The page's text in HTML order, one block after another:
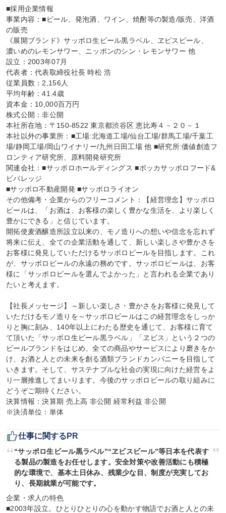
■採用企業情報
事業内容：■ビール、発泡酒、ワイン、焼酎等の製造/販売、洋酒
の販売
《展開ブランド》サッポロ生ビール黒ラベル、ヱビスビール、
濃いめのレモンサワー、ニッポンのシン・レモンサワー 他
設立：2003年07月
代表者：代表取締役社長 時松 浩
従業員数：2,156人
平均年齢：41.4歳
資本金：10,000百万円
株式公開：非公開
本社所在地：〒150-8522 東京都渋谷区 恵比寿４－２０－１
本社以外の事業所：■工場:北海道工場/仙台工場/群馬工場/千葉工
場/静岡工場/岡山ワイナリー/九州日田工場 他 ■研究所:価値創造フ
ロンティア研究所、原料開発研究所
関連会社：■サッポロホールディングス ■ポッカサッポロフード&
ビバレッジ
■サッポロ不動産開発 ■サッポロライオン
その他備考・企業からのフリーコメント：【経営理念】サッポロ
ビールは、「お酒は、お客様の楽しく豊かな生活を、より楽しく
豊かにできる」と信じています。
開拓使麦酒醸造所設立以来の、モノ造りへの想いや信念を忘れず
将来に伝え、全ての企業活動を通して、新しい楽しさや豊かさを
お客様に発見していただけるサッポロビールを目指します。これ
が、サッポロビールの永遠の務めです。サッポロビールは、お客
様に「サッポロビールを選んでよかった」と言われる企業であり
たいと考えます。
【社長メッセージ】～新しい楽しさ・豊かさをお客様に発見して
いただけるモノ造りを～サッポロビールはこの経営理念をしっか
りと胸に刻み、140年以上にわたる歴史を通じて、お客様に育て
て頂いた「サッポロ生ビール黒ラベル」「ヱビス」という２つの
ビールブランドをはじめ、全ての商品やサービスにより磨きをか
け、お酒と人との未来を創る酒類ブランドカンパニーを目指して
いきます。そして、サステナブルな社会の実現に向けた経営をよ
り一層推進してまいります。今後のサッポロビールの取り組みに
どうぞご期待ください。
決算情報：決算期 売上高 非公開 経常利益 非公開
※決済単位：単体
仕事に関するPR
“サッポロ生ビール黒ラベル”“ヱビスビール”等日本を代表す
る製品の製造をお任せします。安全対策や改善活動にも積極
的な環境で、基本土日休み、残業少な目、制度が充実してお
り、長期就業が可能です。
企業・求人の特色
■2003年設立。ひとりひとりの心を動かす物語でお酒と人との未